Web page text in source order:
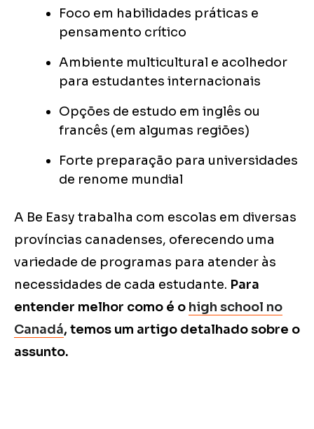
Foco em habilidades práticas e
pensamento crítico
Ambiente multicultural e acolhedor
para estudantes internacionais
Opções de estudo em inglês ou
francês (em algumas regiões)
Forte preparação para universidades
de renome mundial
A Be Easy trabalha com escolas em diversas
províncias canadenses, oferecendo uma
variedade de programas para atender às
necessidades de cada estudante. Para
entender melhor como é o high school no
Canadá, temos um artigo detalhado sobre o
assunto.